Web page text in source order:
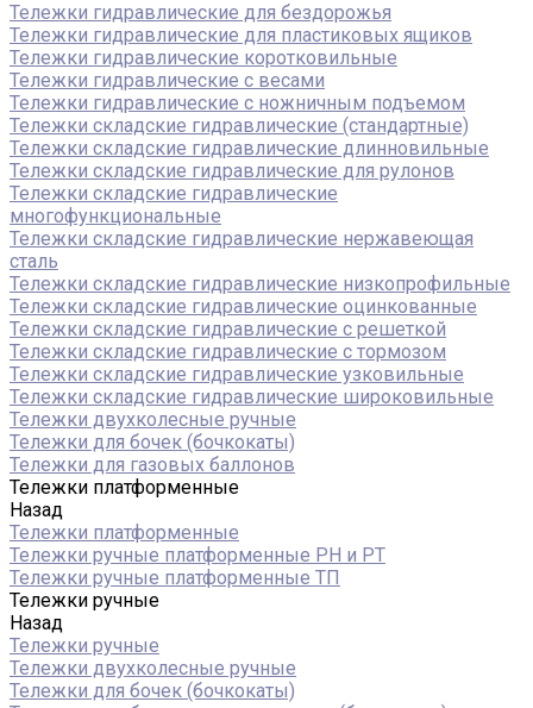
Тележки гидравлические для бездорожья
Тележки гидравлические для пластиковых ящиков
Тележки гидравлические коротковильные
Тележки гидравлические с весами
Тележки гидравлические с ножничным подъемом
Тележки складские гидравлические (стандартные)
Тележки складские гидравлические длинновильные
Тележки складские гидравлические для рулонов
Тележки складские гидравлические
многофункциональные
Тележки складские гидравлические нержавеющая
сталь
Тележки складские гидравлические низкопрофильные
Тележки складские гидравлические оцинкованные
Тележки складские гидравлические с решеткой
Тележки складские гидравлические с тормозом
Тележки складские гидравлические узковильные
Тележки складские гидравлические широковильные
Тележки двухколесные ручные
Тележки для бочек (бочкокаты)
Тележки для газовых баллонов
Тележки платформенные
Назад
Тележки платформенные
Тележки ручные платформенные PH и PT
Тележки ручные платформенные ТП
Тележки ручные
Назад
Тележки ручные
Тележки двухколесные ручные
Тележки для бочек (бочкокаты)